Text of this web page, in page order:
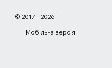
© 2017 - 2026
Мобільна версія